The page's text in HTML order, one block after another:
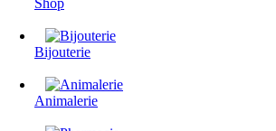
Shop
Bijouterie
Animalerie